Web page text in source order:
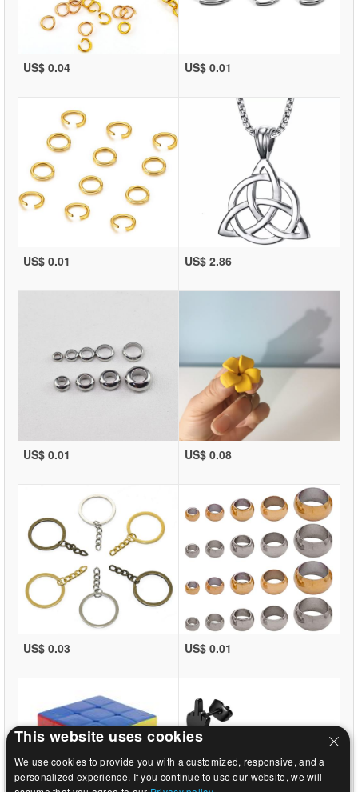
US$ 0.04 US$ 0.01
US$ 0.01 US$ 2.86
US$ 0.01 US$ 0.08
US$ 0.03 US$ 0.01
This website uses cookies
We use cookies to provide you with a customized, responsive, and a
personalized experience. If you continue to use our website, we will